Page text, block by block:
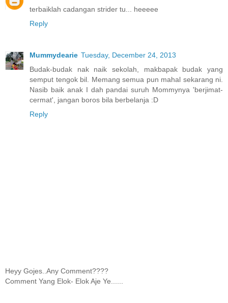
terbaiklah cadangan strider tu... heeeee
Reply
Mummydearie Tuesday, December 24, 2013
Budak-budak nak naik sekolah, makbapak budak yang
semput tengok bil. Memang semua pun mahal sekarang ni.
Nasib baik anak I dah pandai suruh Mommynya 'berjimat-
cermat', jangan boros bila berbelanja :D
Reply
Heyy Gojes..Any Comment????
Comment Yang Elok- Elok Aje Ye......